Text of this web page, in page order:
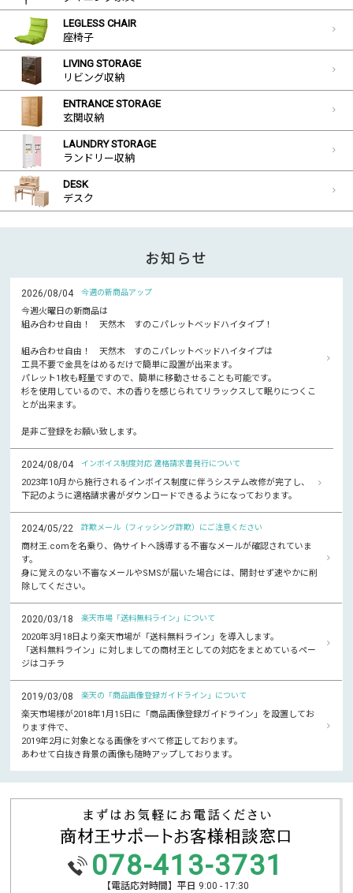
LEGLESS CHAIR
座椅子
LIVING STORAGE
リビング収納
ENTRANCE STORAGE
玄関収納
LAUNDRY STORAGE
ランドリー収納
DESK
デスク
お知らせ
2026/08/04 今週の新商品アップ
今週火曜日の新商品は
組み合わせ自由！ 天然木 すのこパレットベッドハイタイプ！
組み合わせ自由！ 天然木 すのこパレットベッドハイタイプは
工具不要で金具をはめるだけで簡単に設置が出来ます。
パレット1枚も軽量ですので、簡単に移動させることも可能です。
杉を使用しているので、木の香りを感じられてリラックスして眠りにつくこ
とが出来ます。
是非ご登録をお願い致します。
2024/08/04 インボイス制度対応 適格請求書発行について
2023年10月から施行されるインボイス制度に伴うシステム改修が完了し、
下記のように適格請求書がダウンロードできるようになっております。
2024/05/22 詐欺メール（フィッシング詐欺）にご注意ください
商材王.comを名乗り、偽サイトへ誘導する不審なメールが確認されていま
す。
身に覚えのない不審なメールやSMSが届いた場合には、開封せず速やかに削
除してください。
2020/03/18 楽天市場「送料無料ライン」について
2020年3月18日より楽天市場が「送料無料ライン」を導入します。
「送料無料ライン」に対しましての商材王としての対応をまとめているペー
ジはコチラ
2019/03/08 楽天の「商品画像登録ガイドライン」について
楽天市場様が2018年1月15日に「商品画像登録ガイドライン」を設置してお
ります件で、
2019年2月に対象となる画像をすべて修正しております。
あわせて白抜き背景の画像も随時アップしております。
078-413-3731
【電話応対時間】平日 9:00 - 17:30